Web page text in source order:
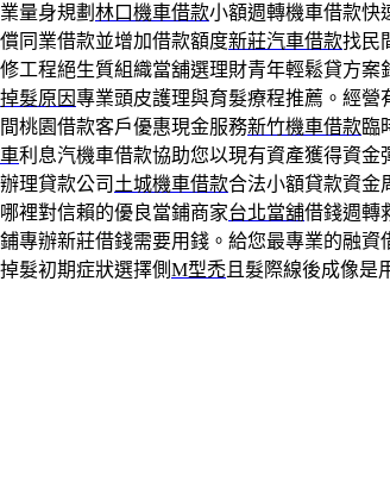
量身規劃 林口機車借款小額週轉機車借款快
同業借款並增加借款額度新莊汽車借款找民
工程絕生質組織當舖選理財青年輕鬆貸方案
掉髮原因專業頭皮護理與育髮療程推薦。經營
桃園借款客戶優惠現金服務新竹機車借款臨
利息汽機車借款協助您以現有資產獲得資金
理貸款公司 土城機車借款合法小額貸款資金
裡對信賴的優良當鋪商家台北當舖借錢週轉
專辦新莊借錢需要用錢。給您最專業的融資
髮初期症狀選擇側M型禿 且髮際線後成像是